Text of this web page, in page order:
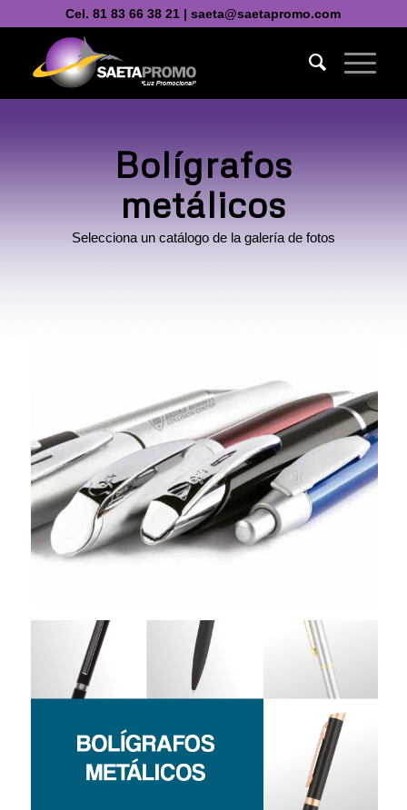
Cel. 81 83 66 38 21 | saeta@saetapromo.com
Bolígrafos
metálicos
Selecciona un catálogo de la galería de fotos